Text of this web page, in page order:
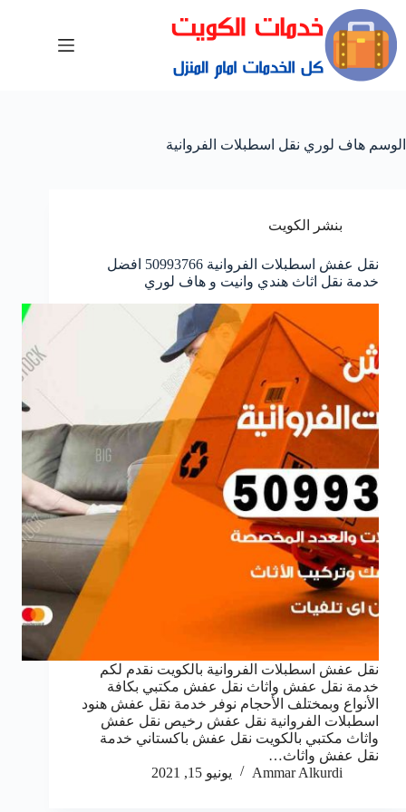
الوسم هاف لوري نقل اسطبلات الفروانية
بنشر الكويت
نقل عفش اسطبلات الفروانية 50993766 افضل
خدمة نقل اثاث هندي وانيت و هاف لوري
نقل عفش اسطبلات الفروانية بالكويت نقدم لكم
خدمة نقل عفش واثاث نقل عفش مكتبي بكافة
الأنواع وبمختلف الأحجام نوفر خدمة نقل عفش هنود
اسطبلات الفروانية نقل عفش رخيص نقل عفش
واثاث مكتبي بالكويت نقل عفش باكستاني خدمة
نقل عفش واثاث…
Ammar Alkurdi
يونيو 15, 2021